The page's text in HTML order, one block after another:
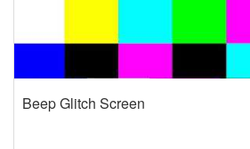
Beep Glitch Screen